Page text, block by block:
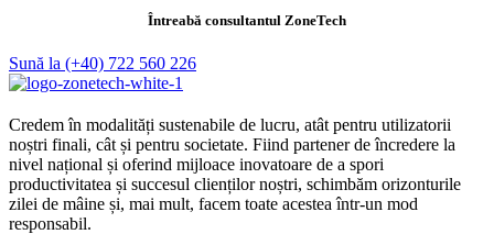
Întreabă consultantul ZoneTech
Sună la (+40) 722 560 226
Credem în modalități sustenabile de lucru, atât pentru utilizatorii
noștri finali, cât și pentru societate. Fiind partener de încredere la
nivel național și oferind mijloace inovatoare de a spori
productivitatea și succesul clienților noștri, schimbăm orizonturile
zilei de mâine și, mai mult, facem toate acestea într-un mod
responsabil.